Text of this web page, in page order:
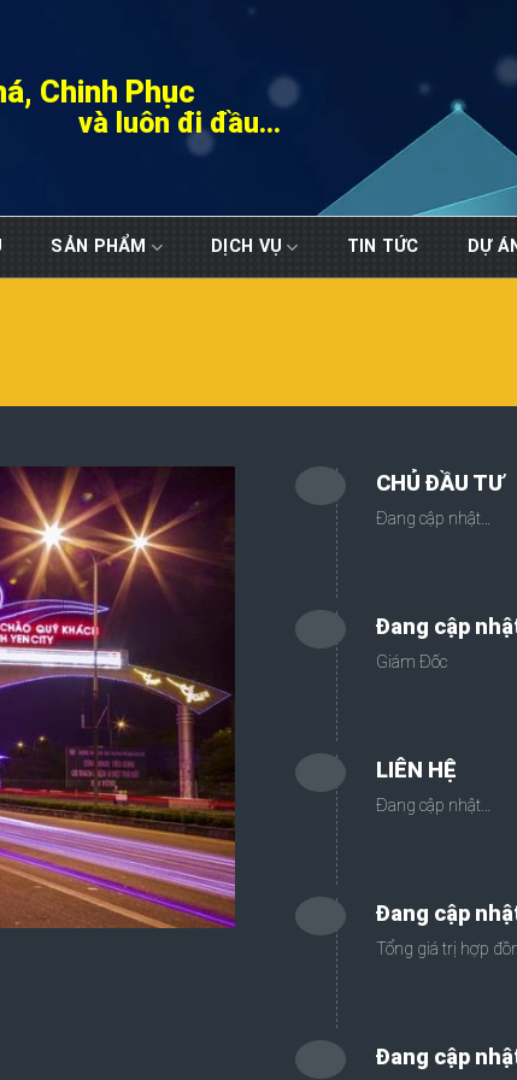
Chinh Phục
và luôn đi đầu...
SẢN PHẨM DỊCH VỤ TIN TỨC DỰ
CHỦ ĐẦU TƯ
Đang cập nhật…
Đang cập
Giám Đốc
LIÊN HỆ
Đang cập nhật…
Đang cập
Tổng giá trị hợp
Đang cập